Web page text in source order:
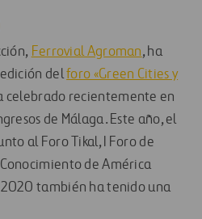
Ferrovial Agroman, ha
delforo «Green Cities y
celebrado recientemente en
de Málaga. Este año, el
al Foro Tikal, I Foro de
de América
también ha tenido una